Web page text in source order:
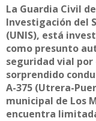
La Guardia Civil
Investigación del
(UNIS), está
como presunto
seguridad vial por
sorprendido
A-375 (Utrera-
municipal de Los
encuentra